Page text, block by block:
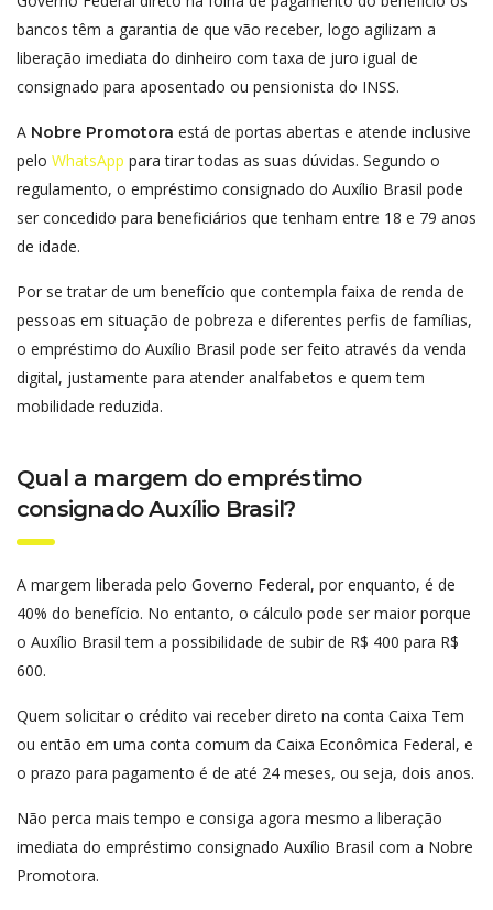
bancos têm a garantia de que vão receber, logo agilizam a
liberação imediata do dinheiro com taxa de juro igual de
consignado para aposentado ou pensionista do INSS.
A Nobre Promotora está de portas abertas e atende inclusive
pelo WhatsApp para tirar todas as suas dúvidas. Segundo o
regulamento, o empréstimo consignado do Auxílio Brasil pode
ser concedido para beneficiários que tenham entre 18 e 79 anos
de idade.
Por se tratar de um benefício que contempla faixa de renda de
pessoas em situação de pobreza e diferentes perfis de famílias,
o empréstimo do Auxílio Brasil pode ser feito através da venda
digital, justamente para atender analfabetos e quem tem
mobilidade reduzida.
Qual a margem do empréstimo
consignado Auxílio Brasil?
A margem liberada pelo Governo Federal, por enquanto, é de
40% do benefício. No entanto, o cálculo pode ser maior porque
o Auxílio Brasil tem a possibilidade de subir de R$ 400 para R$
600.
Quem solicitar o crédito vai receber direto na conta Caixa Tem
ou então em uma conta comum da Caixa Econômica Federal, e
o prazo para pagamento é de até 24 meses, ou seja, dois anos.
Não perca mais tempo e consiga agora mesmo a liberação
imediata do empréstimo consignado Auxílio Brasil com a Nobre
Promotora.